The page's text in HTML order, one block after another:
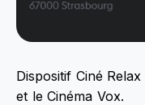
Dispositif Ciné
et le Cinéma Vox.